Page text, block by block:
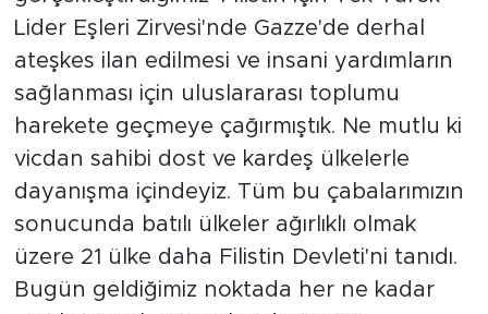
Lider Eşleri Zirvesi'nde Gazze'de derhal
ateşkes ilan edilmesi ve insani yardımların
sağlanması için uluslararası toplumu
harekete geçmeye çağırmıştık. Ne mutlu ki
vicdan sahibi dost ve kardeş ülkelerle
dayanışma içindeyiz. Tüm bu çabalarımızın
sonucunda batılı ülkeler ağırlıklı olmak
üzere 21 ülke daha Filistin Devleti'ni tanıdı.
Bugün geldiğimiz noktada her ne kadar